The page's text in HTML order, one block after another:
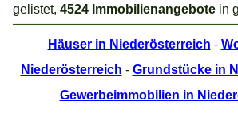
gelistet,4524 Immobilienangebote in
Häuser in Niederösterreich -
Niederösterreich - Grundstücke in
Gewerbeimmobilien in